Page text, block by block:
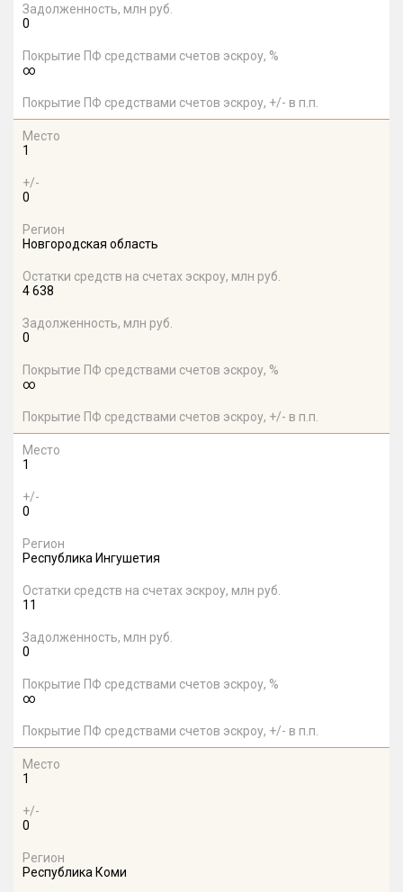
Задолженность, млн руб.
0
Покрытие ПФ средствами счетов эскроу, %
∞
Покрытие ПФ средствами счетов эскроу, +/- в п.п.
Место
1
+/-
0
Регион
Новгородская область
Остатки средств на счетах эскроу, млн руб.
4 638
Задолженность, млн руб.
0
Покрытие ПФ средствами счетов эскроу, %
∞
Покрытие ПФ средствами счетов эскроу, +/- в п.п.
Место
1
+/-
0
Регион
Республика Ингушетия
Остатки средств на счетах эскроу, млн руб.
11
Задолженность, млн руб.
0
Покрытие ПФ средствами счетов эскроу, %
∞
Покрытие ПФ средствами счетов эскроу, +/- в п.п.
Место
1
+/-
0
Регион
Республика Коми